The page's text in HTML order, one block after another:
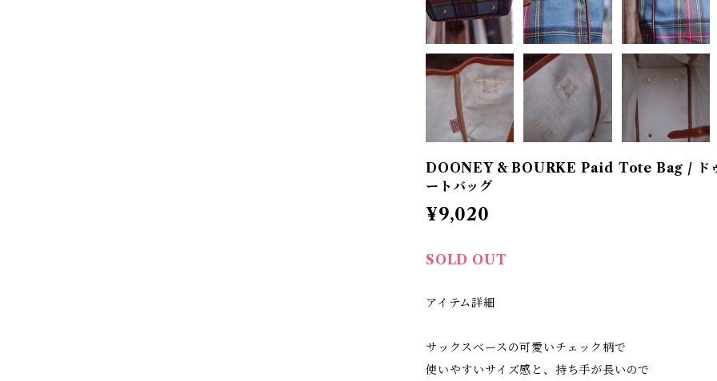
DOONEY & BOURKE Paid Tote Bag / ドゥ
ートバッグ
¥9,020
SOLD OUT
アイテム詳細
サックスベースの可愛いチェック柄で
使いやすいサイズ感と、持ち手が長いので